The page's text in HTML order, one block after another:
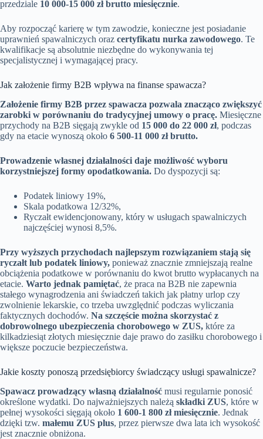
przedziale 10 000-15 000 zł brutto miesięcznie.
Aby rozpocząć karierę w tym zawodzie, konieczne jest posiadanie
uprawnień spawalniczych oraz certyfikatu nurka zawodowego. Te
kwalifikacje są absolutnie niezbędne do wykonywania tej
specjalistycznej i wymagającej pracy.
Jak założenie firmy B2B wpływa na finanse spawacza?
Założenie firmy B2B przez spawacza pozwala znacząco zwiększyć
zarobki w porównaniu do tradycyjnej umowy o pracę. Miesięczne
przychody na B2B sięgają zwykle od 15 000 do 22 000 zł, podczas
gdy na etacie wynoszą około 6 500-11 000 zł brutto.
Prowadzenie własnej działalności daje możliwość wyboru
korzystniejszej formy opodatkowania. Do dyspozycji są:
Podatek liniowy 19%,
Skala podatkowa 12/32%,
Ryczałt ewidencjonowany, który w usługach spawalniczych
najczęściej wynosi 8,5%.
Przy wyższych przychodach najlepszym rozwiązaniem stają się
ryczałt lub podatek liniowy, ponieważ znacznie zmniejszają realne
obciążenia podatkowe w porównaniu do kwot brutto wypłacanych na
etacie. Warto jednak pamiętać, że praca na B2B nie zapewnia
stałego wynagrodzenia ani świadczeń takich jak płatny urlop czy
zwolnienie lekarskie, co trzeba uwzględnić podczas wyliczania
faktycznych dochodów. Na szczęście można skorzystać z
dobrowolnego ubezpieczenia chorobowego w ZUS, które za
kilkadziesiąt złotych miesięcznie daje prawo do zasiłku chorobowego i
większe poczucie bezpieczeństwa.
Jakie koszty ponoszą przedsiębiorcy świadczący usługi spawalnicze?
Spawacz prowadzący własną działalność musi regularnie ponosić
określone wydatki. Do najważniejszych należą składki ZUS, które w
pełnej wysokości sięgają około 1 600-1 800 zł miesięcznie. Jednak
dzięki tzw. małemu ZUS plus, przez pierwsze dwa lata ich wysokość
jest znacznie obniżona.